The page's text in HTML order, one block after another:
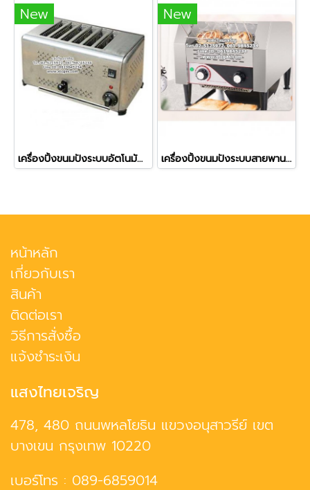
New
เครื่องปิ้งขนมปังระบบอัตโนมัติ 6 ช่อง รุ่น ETS-6
New
เครื่องปิ้งขนมปังระบบสายพาน 2 แผ่น
หน้าหลัก
เกี่ยวกับเรา
สินค้า
ติดต่อเรา
วิธีการสั่งซื้อ
แจ้งชำระเงิน
แสงไทยเจริญ
478, 480 ถนนพหลโยธิน แขวงอนุสาวรีย์ เขต
บางเขน กรุงเทพ 10220
เบอร์โทร : 089-6859014